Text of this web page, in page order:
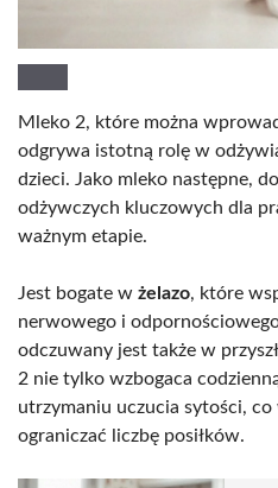
Mleko 2, które można
odgrywa istotną rolę w
dzieci. Jako mleko następne,
odżywczych kluczowych dla
ważnym etapie.
Jest bogate w żelazo, które
nerwowego i
odczuwany jest także w
2 nie tylko wzbogaca
utrzymaniu uczucia sytości,
ograniczać liczbę posiłków.